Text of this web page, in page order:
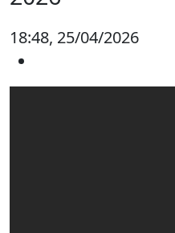
18:48, 25/04/2026